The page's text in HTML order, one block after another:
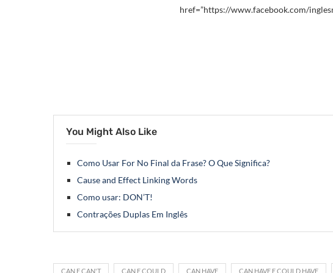
href=”https://www.facebook.com/
You Might Also Like
Como Usar For No Final da Frase? O Que Significa?
Cause and Effect Linking Words
Como usar: DON’T!
Contrações Duplas Em Inglês
CAN E CAN'T CAN E COULD CAN HAVE CAN HAVE E COULD HAVE